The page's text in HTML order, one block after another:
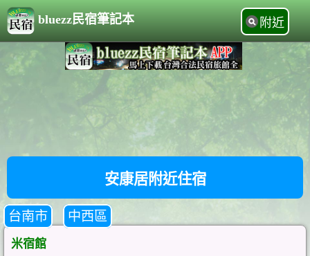
bluezz民宿筆記本 附近
安康居附近住宿
台南市 中西區
米宿館